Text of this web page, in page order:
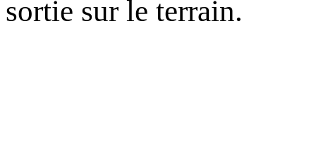
sortie sur le terrain.